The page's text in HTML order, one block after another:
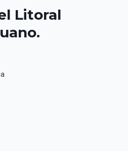
Litoral